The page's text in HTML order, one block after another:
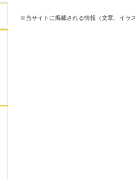
※当サイトに掲載される情報（文章、イラ